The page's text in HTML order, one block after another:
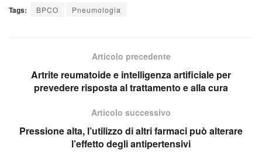
Tags: BPCO Pneumologia
Articolo precedente
Artrite reumatoide e intelligenza artificiale per
prevedere risposta al trattamento e alla cura
Articolo successivo
Pressione alta, l’utilizzo di altri farmaci può alterare
l’effetto degli antipertensivi